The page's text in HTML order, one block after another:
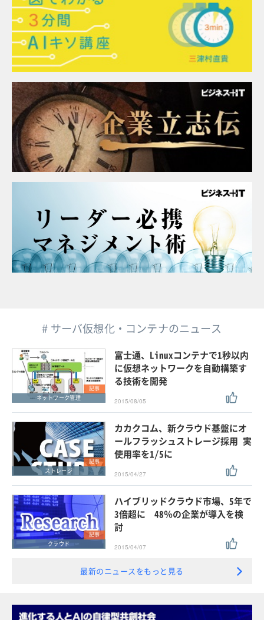
# サーバ仮想化・コンテナのニュース
記事
ネットワーク管理
富士通、Linuxコンテナで1秒以内
に仮想ネットワークを自動構築す
る技術を開発
2015/08/05
記事
ストレージ
カカクコム、新クラウド基盤にオ
ールフラッシュストレージ採用 実
使用率を1/5に
2015/04/27
記事
クラウド
ハイブリッドクラウド市場、5年で
3倍超に 48％の企業が導入を検
討
2015/04/07
最新のニュースをもっと見る